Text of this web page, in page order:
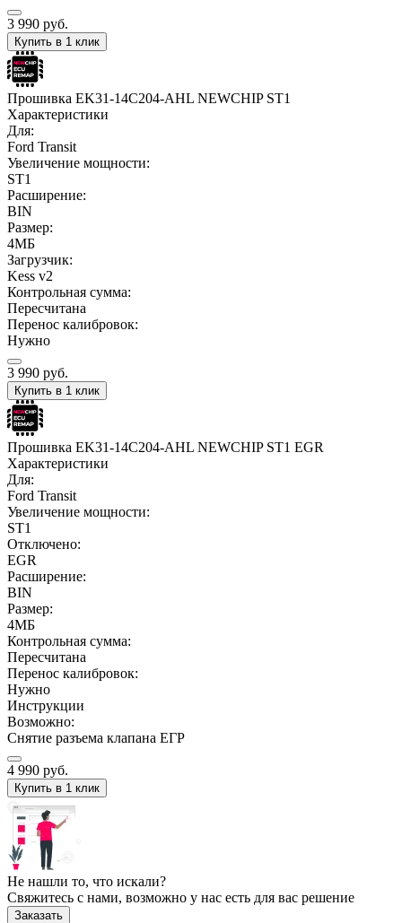
3 990 руб.
Купить в 1 клик
Прошивка EK31-14C204-AHL NEWCHIP ST1
Характеристики
Для:
Ford Transit
Увеличение мощности:
ST1
Расширение:
BIN
Размер:
4МБ
Загрузчик:
Kess v2
Контрольная сумма:
Пересчитана
Перенос калибровок:
Нужно
3 990 руб.
Купить в 1 клик
Прошивка EK31-14C204-AHL NEWCHIP ST1 EGR
Характеристики
Для:
Ford Transit
Увеличение мощности:
ST1
Отключено:
EGR
Расширение:
BIN
Размер:
4МБ
Контрольная сумма:
Пересчитана
Перенос калибровок:
Нужно
Инструкции
Возможно:
Снятие разъема клапана ЕГР
4 990 руб.
Купить в 1 клик
Не нашли то, что искали?
Свяжитесь с нами, возможно у нас есть для вас решение
Заказать